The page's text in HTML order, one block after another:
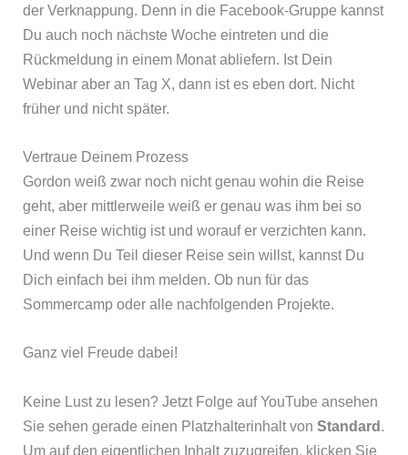
der Verknappung. Denn in die Facebook-Gruppe kannst
Du auch noch nächste Woche eintreten und die
Rückmeldung in einem Monat abliefern. Ist Dein
Webinar aber an Tag X, dann ist es eben dort. Nicht
früher und nicht später.
Vertraue Deinem Prozess
Gordon weiß zwar noch nicht genau wohin die Reise
geht, aber mittlerweile weiß er genau was ihm bei so
einer Reise wichtig ist und worauf er verzichten kann.
Und wenn Du Teil dieser Reise sein willst, kannst Du
Dich einfach bei ihm melden. Ob nun für das
Sommercamp oder alle nachfolgenden Projekte.
Ganz viel Freude dabei!
Keine Lust zu lesen? Jetzt Folge auf YouTube ansehen
Sie sehen gerade einen Platzhalterinhalt vonStandard.
Um auf den eigentlichen Inhalt zuzugreifen, klicken Sie